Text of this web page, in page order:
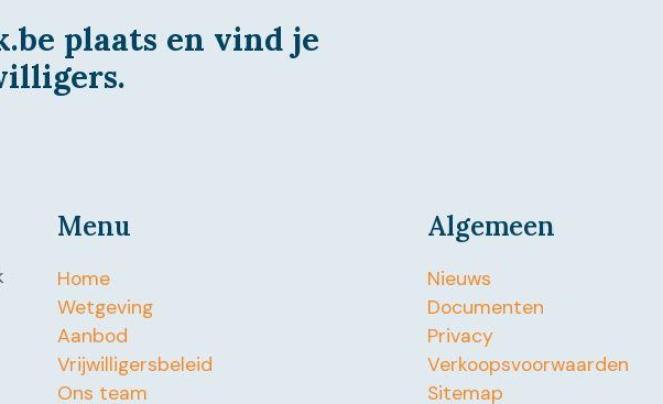
plaats en vind je
Menu
Home
Wetgeving
Aanbod
Vrijwilligersbeleid
Ons team
Algemeen
Nieuws
Documenten
Privacy
Verkoopsvoorwaarden
Sitemap